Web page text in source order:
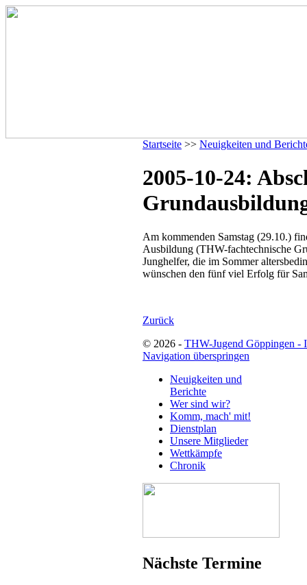
Startseite >> Neuigkeiten und
2005-10-24:
Am kommenden Samstag (29.10.)
Ausbildung (THW-fachtechnische
Junghelfer, die im Sommer
wünschen den fünf viel Erfolg für
Zurück
© 2026 - THW-Jugend Göppingen -
Navigation überspringen
Neuigkeiten und
Berichte
Wer sind wir?
Komm, mach' mit!
Dienstplan
Unsere Mitglieder
Wettkämpfe
Chronik
Nächste Termine